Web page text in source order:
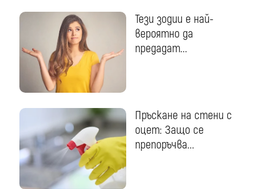
Тези зодии е най-
вероятно да
предадат...
Пръскане на стени с
оцет: Защо се
препоръчва...